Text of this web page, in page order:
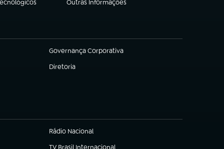
Outras Informações
(abre em nova aba)
Governança Corporativa
(abre em nova aba)
Diretoria
(abre em nova aba)
Rádio Nacional
TV Brasil Internacional